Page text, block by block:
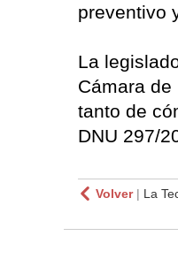
preventivo
La
Cámara
tanto de
DNU 297/
Volver| La